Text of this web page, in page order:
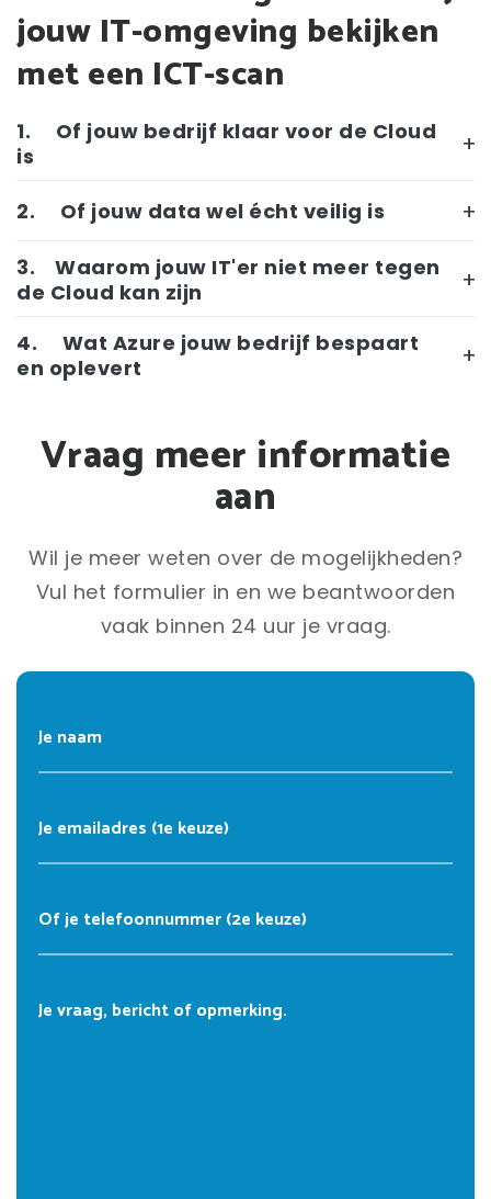
jouw IT-omgeving bekijken
met een ICT-scan
1. Of jouw bedrijf klaar voor de Cloud
is
2. Of jouw data wel écht veilig is
3. Waarom jouw IT'er niet meer tegen
de Cloud kan zijn
4. Wat Azure jouw bedrijf bespaart
en oplevert
Vraag meer informatie
aan
Wil je meer weten over de mogelijkheden?
Vul het formulier in en we beantwoorden
vaak binnen 24 uur je vraag.